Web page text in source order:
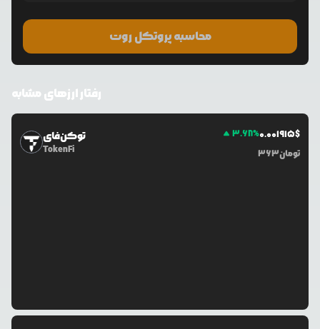
محاسبه پروتکل روت
رفتار ارزهای مشابه
توکن‌فای
TokenFi
3.68%0.001915$
363تومان